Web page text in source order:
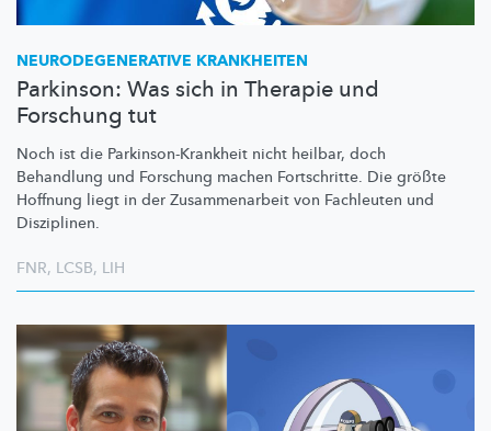
NEURODEGENERATIVE KRANKHEITEN
Parkinson: Was sich in Therapie und
Forschung tut
Noch ist die Parkinson-Krankheit nicht heilbar, doch
Behandlung und Forschung machen Fortschritte. Die größte
Hoffnung liegt in der Zusammenarbeit von Fachleuten und
Disziplinen.
FNR, LCSB, LIH